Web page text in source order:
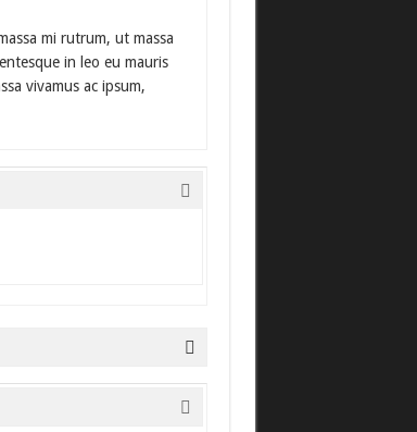
mi rutrum, ut massa
in leo eu mauris
vivamus ac ipsum,